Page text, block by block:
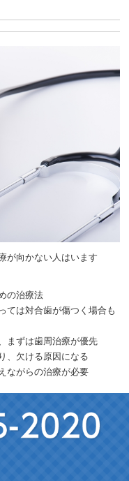
が向かない人はいます
の治療法
ては対合歯が傷つく場合も
まずは歯周治療が優先
、欠ける原因になる
ながらの治療が必要